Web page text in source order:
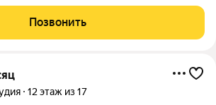
заказов. В шаговой доступности
Позвонить
12 этаж из 17